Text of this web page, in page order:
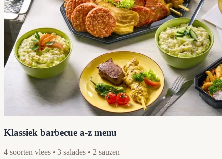
Klassiek barbecue a-z menu
4 soorten vlees • 3 salades • 2 sauzen